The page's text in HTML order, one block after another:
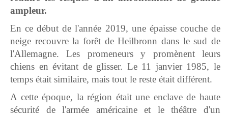
ampleur.
En ce début de l'année 2019, une épaisse couche de
neige recouvre la forêt de Heilbronn dans le sud de
l'Allemagne. Les promeneurs y promènent leurs
chiens en évitant de glisser. Le 11 janvier 1985, le
temps était similaire, mais tout le reste était différent.
A cette époque, la région était une enclave de haute
sécurité de l'armée américaine et le théâtre d'un